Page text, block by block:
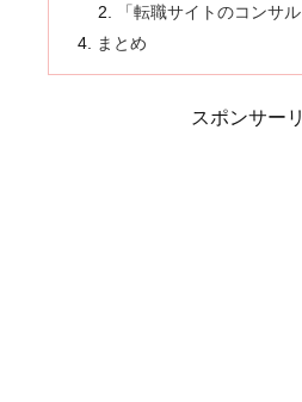
「転職サイトのコンサ
まとめ
スポンサー